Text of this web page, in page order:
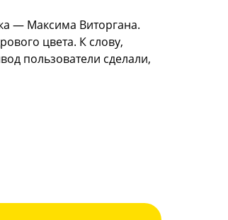
— Максима Виторгана.
цвета. К слову,
пользователи сделали,